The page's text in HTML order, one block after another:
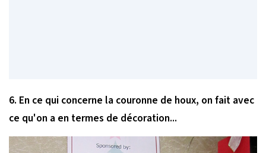
6. En ce qui concerne la couronne de houx, on fait avec
ce qu'on a en termes de décoration...